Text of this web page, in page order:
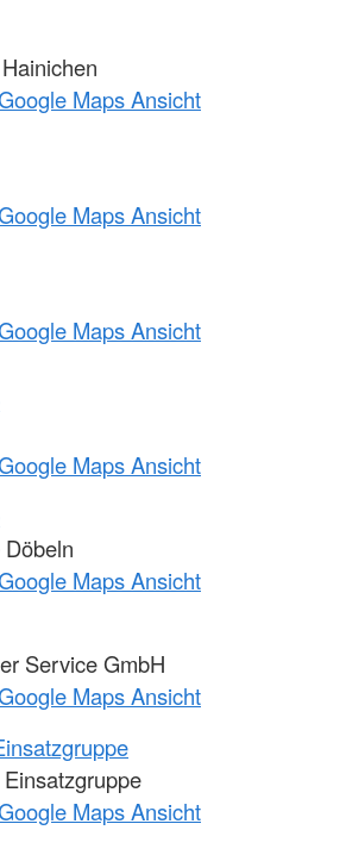
Maps Ansicht
Maps Ansicht
Maps Ansicht
Maps Ansicht
Maps Ansicht
Service GmbH
Maps Ansicht
Maps Ansicht